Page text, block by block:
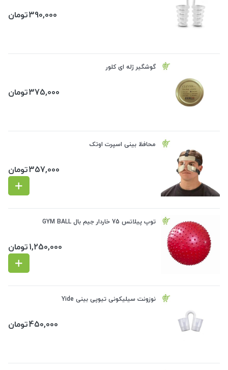
390,000تومان
گوشگیر ژله ای کلور
375,000تومان
محافظ بینی اسپرت اوتک
357,000تومان
توپ پیلاتس 75 خاردار جیم بال GYM BALL
1,250,000تومان
نوزونت سیلیکونی تیوپی بینی Yide
450,000تومان